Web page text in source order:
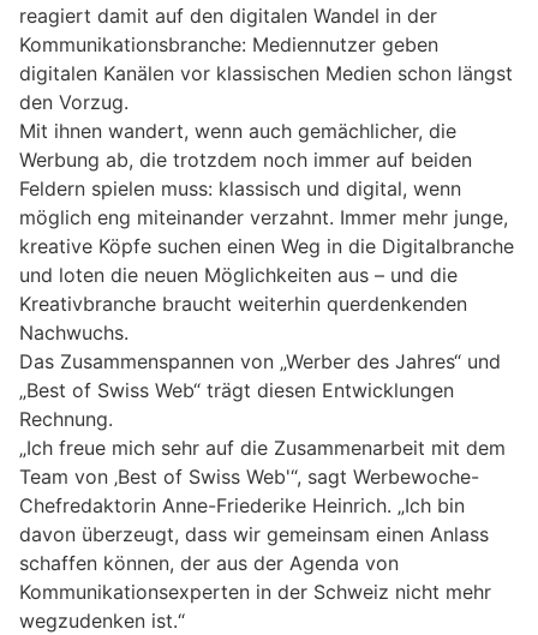
reagiert damit auf den digitalen Wandel in der
Kommunikationsbranche: Mediennutzer geben
digitalen Kanälen vor klassischen Medien schon längst
den Vorzug.
Mit ihnen wandert, wenn auch gemächlicher, die
Werbung ab, die trotzdem noch immer auf beiden
Feldern spielen muss: klassisch und digital, wenn
möglich eng miteinander verzahnt. Immer mehr junge,
kreative Köpfe suchen einen Weg in die Digitalbranche
und loten die neuen Möglichkeiten aus – und die
Kreativbranche braucht weiterhin querdenkenden
Nachwuchs.
Das Zusammenspannen von „Werber des Jahres“ und
„Best of Swiss Web“ trägt diesen Entwicklungen
Rechnung.
„Ich freue mich sehr auf die Zusammenarbeit mit dem
Team von ‚Best of Swiss Web'“, sagt Werbewoche-
Chefredaktorin Anne-Friederike Heinrich. „Ich bin
davon überzeugt, dass wir gemeinsam einen Anlass
schaffen können, der aus der Agenda von
Kommunikationsexperten in der Schweiz nicht mehr
wegzudenken ist.“